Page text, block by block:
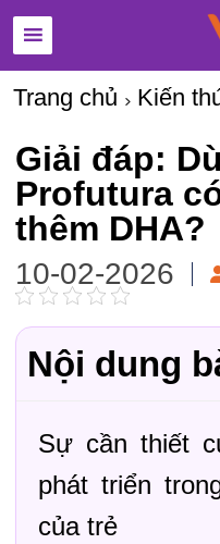
Trang chủ Kiến
Giải đáp:
Profutura
thêm DHA?
10-02-2026
Nội dung
Sự cần thiết
phát triển
của trẻ